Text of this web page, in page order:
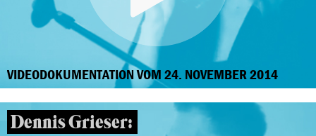
VIDEODOKUMENTATION VOM 24. NOVEMBER 2014
Dennis Grieser: